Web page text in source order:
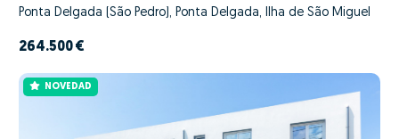
Ponta Delgada (São Pedro), Ponta Delgada, Ilha de São Miguel
264.500 €
NOVEDAD